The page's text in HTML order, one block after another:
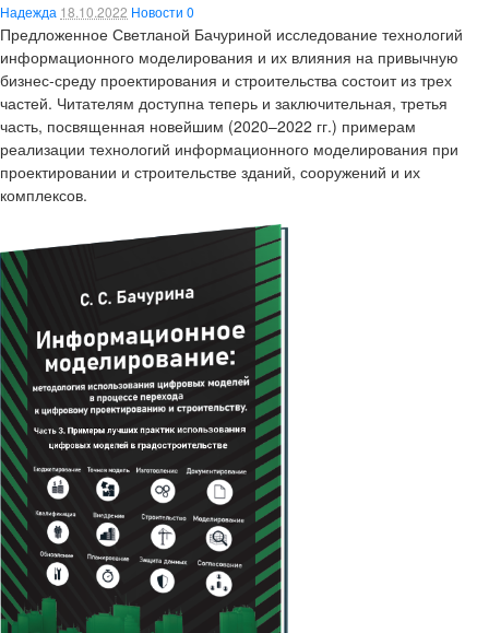
Надежда 18.10.2022 Новости 0
Предложенное Светланой Бачуриной исследование технологий
информационного моделирования и их влияния на привычную
бизнес-среду проектирования и строительства состоит из трех
частей. Читателям доступна теперь и заключительная, третья
часть, посвященная новейшим (2020–2022 гг.) примерам
реализации технологий информационного моделирования при
проектировании и строительстве зданий, сооружений и их
комплексов.